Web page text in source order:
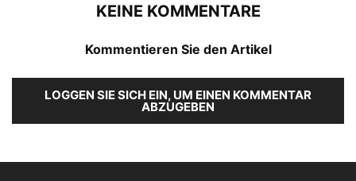
KEINE KOMMENTARE
Kommentieren Sie den Artikel
LOGGEN SIE SICH EIN, UM EINEN KOMMENTAR
ABZUGEBEN